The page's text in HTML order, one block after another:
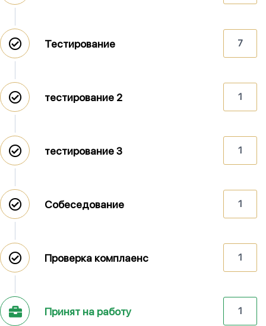
Тестирование 7
тестирование 2 1
тестирование 3 1
Собеседование 1
Проверка комплаенс 1
Принят на работу 1